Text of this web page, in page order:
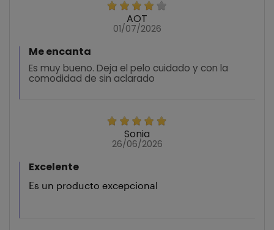
AOT
01/07/2026
Me encanta
Es muy bueno. Deja el pelo cuidado y con la
comodidad de sin aclarado
Sonia
26/06/2026
Excelente
Es un producto excepcional